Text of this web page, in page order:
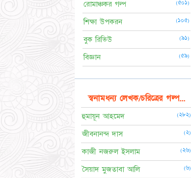
রোমাঞ্চকর গল্প (৫০১)
শিক্ষা উপকরন (১০৫)
বুক রিভিউ (৯১)
বিজ্ঞান (৫৯)
স্বনামধন্য লেখক/চরিত্রের গল্প...
হুমায়ূন আহমেদ (২৮২)
জীবনানন্দ দাস (২)
কাজী নজরুল ইসলাম (২৬)
সৈয়াদ মুজতাবা আলি (৬)